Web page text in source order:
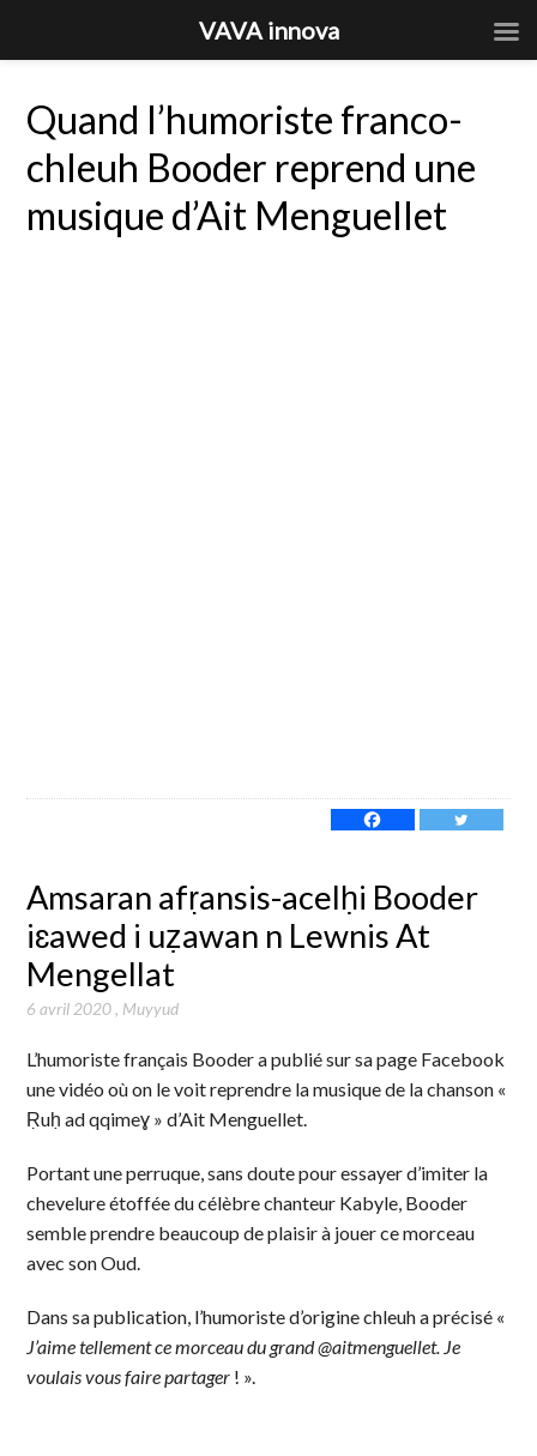
Quand l’humoriste franco-
chleuh Booder reprend une
musique d’Ait Menguellet
Amsaran afṛansis-acelḥi Booder
iɛawed i uẓawan n Lewnis At
Mengellat
6 avril 2020, Muyyud
L’humoriste français Booder a publié sur sa page Facebook
une vidéo où on le voit reprendre la musique de la chanson «
Ṛuḥ ad qqimeɣ » d’Ait Menguellet.
Portant une perruque, sans doute pour essayer d’imiter la
chevelure étoffée du célèbre chanteur Kabyle, Booder
semble prendre beaucoup de plaisir à jouer ce morceau
avec son Oud.
Dans sa publication, l’humoriste d’origine chleuh a précisé «
J’aime tellement ce morceau du grand @aitmenguellet. Je
voulais vous faire partager ! ».
VAVA innova